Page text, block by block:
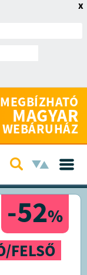
x
MEGBÍZHATÓ
MAGYAR
WEBÁRUHÁZ
-52%
FELSŐ